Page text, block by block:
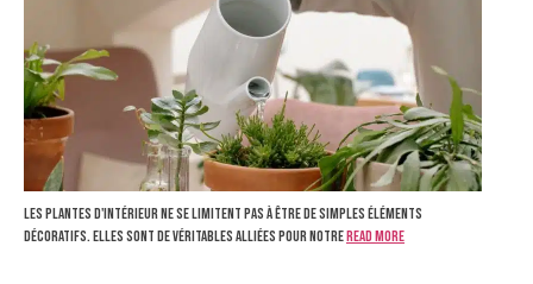
Les plantes d'intérieur ne se limitent pas à être de simples éléments
décoratifs. Elles sont de véritables alliées pour notreRead more